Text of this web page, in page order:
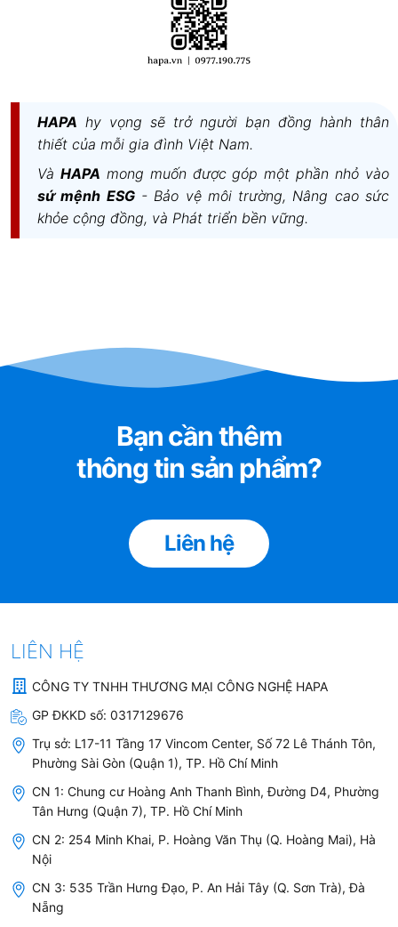
HAPA hy vọng sẽ trở người bạn đồng hành thân
thiết của mỗi gia đình Việt Nam.
Và HAPA mong muốn được góp một phần nhỏ vào
sứ mệnh ESG- Bảo vệ môi trường, Nâng cao sức
khỏe cộng đồng, và Phát triển bền vững.
Bạn cần thêm
thông tin sản phẩm?
Liên hệ
LIÊN HỆ
CÔNG TY TNHH THƯƠNG MẠI CÔNG NGHỆ HAPA
GP ĐKKD số: 0317129676
Trụ sở: L17-11 Tầng 17 Vincom Center, Số 72 Lê Thánh Tôn,
Phường Sài Gòn (Quận 1), TP. Hồ Chí Minh
CN 1: Chung cư Hoàng Anh Thanh Bình, Đường D4, Phường
Tân Hưng (Quận 7), TP. Hồ Chí Minh
CN 2: 254 Minh Khai, P. Hoàng Văn Thụ (Q. Hoàng Mai), Hà
Nội
CN 3: 535 Trần Hưng Đạo, P. An Hải Tây (Q. Sơn Trà), Đà
Nẵng